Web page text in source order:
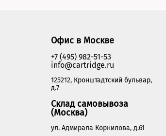
Офис в Москве
+7 (495) 982-51-53
info@cartridge.ru
125212, Кронштадтский бульвар,
д.7
Склад самовывоза
(Москва)
ул. Адмирала Корнилова, д.61